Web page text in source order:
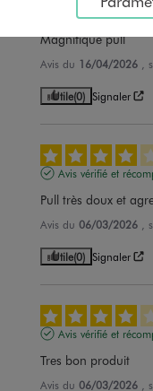
Avis vérifié et
Magnifique pull
Avis du 16/04/2026 ,
Utile(0) Signaler
Avis vérifié et
Pull très doux et
Avis du 06/03/2026 ,
Utile(0) Signaler
Avis vérifié et
Tres bon produit
Avis du 06/03/2026 ,